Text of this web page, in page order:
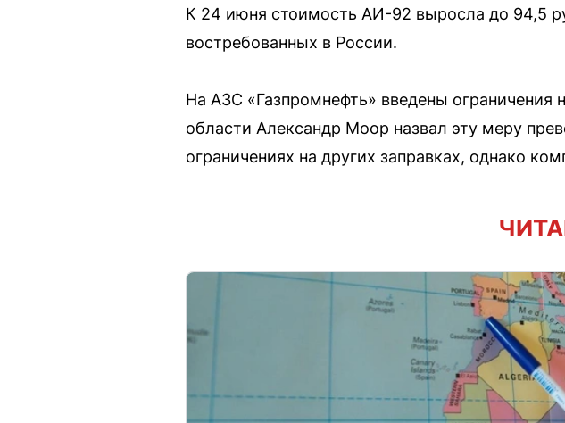
К 24 июня стоимость АИ-92 выросла до 94,5
востребованных в России.
На АЗС «Газпромнефть» введены ограничения
области Александр Моор назвал эту меру
ограничениях на других заправках, однако